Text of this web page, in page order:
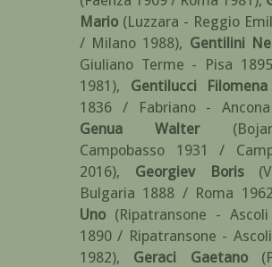
Mario (Luzzara - Reggio
/ Milano 1988), Gentilini
Giuliano Terme - Pisa
1981), Gentilucci Filomena
1836 / Fabriano -
Genua Walter
Campobasso 1931 /
2016), Georgiev Boris
Bulgaria 1888 / Roma
Uno (Ripatransone -
1890 / Ripatransone -
1982), Geraci Gaetano